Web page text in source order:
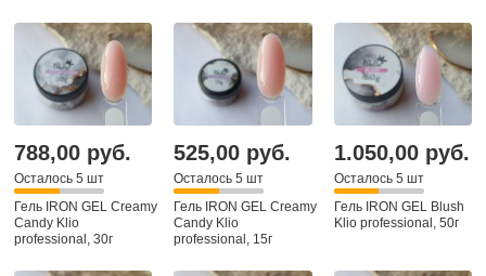
788,00 руб.
Осталось 5 шт
Гель IRON GEL Creamy
Candy Klio
professional, 30г
525,00 руб.
Осталось 5 шт
Гель IRON GEL Creamy
Candy Klio
professional, 15г
1.050,00 руб.
Осталось 5 шт
Гель IRON GEL Blush
Klio professional, 50г